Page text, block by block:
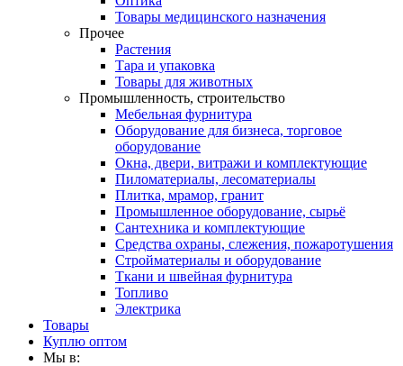
Товары медицинского назначения
Прочее
Растения
Тара и упаковка
Товары для животных
Промышленность, строительство
Мебельная фурнитура
Оборудование для бизнеса, торговое
оборудование
Окна, двери, витражи и комплектующие
Пиломатериалы, лесоматериалы
Плитка, мрамор, гранит
Промышленное оборудование, сырьё
Сантехника и комплектующие
Средства охраны, слежения, пожаротушения
Стройматериалы и оборудование
Ткани и швейная фурнитура
Топливо
Электрика
Товары
Куплю оптом
Мы в: